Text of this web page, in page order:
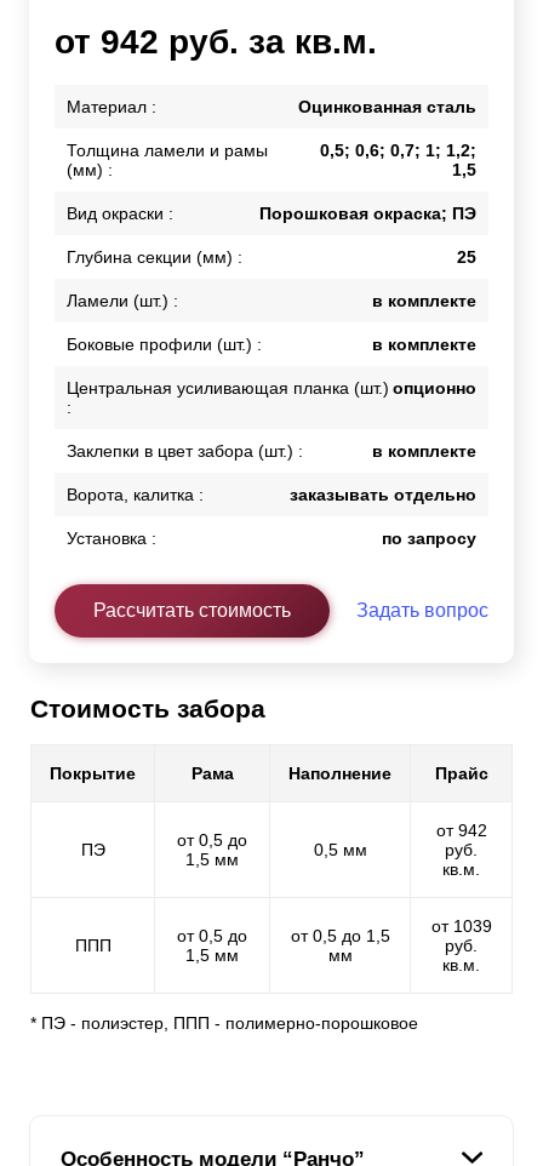
от 942 руб. за кв.м.
Материал : Оцинкованная сталь
Толщина ламели и рамы
(мм) :
0,5; 0,6; 0,7; 1; 1,2;
1,5
Вид окраски : Порошковая окраска; ПЭ
Глубина секции (мм) : 25
Ламели (шт.) : в комплекте
Боковые профили (шт.) : в комплекте
Центральная усиливающая планка (шт.)
:
опционно
Заклепки в цвет забора (шт.) : в комплекте
Ворота, калитка : заказывать отдельно
Установка : по запросу
Рассчитать стоимость Задать вопрос
Стоимость забора
Покрытие Рама Наполнение Прайс
ПЭ
от 0,5 до
1,5 мм
0,5 мм
от 942
руб.
кв.м.
ППП
от 0,5 до
1,5 мм
от 0,5 до 1,5
мм
от 1039
руб.
кв.м.
* ПЭ - полиэстер, ППП - полимерно-порошковое
Особенность модели “Ранчо”